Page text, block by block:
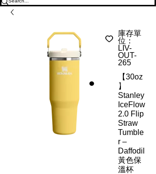
庫存單
位：
LIV-
OUT-
265
【30oz
】
Stanley
IceFlow
2.0 Flip
Straw
Tumble
r –
Daffodil
黃色保
溫杯